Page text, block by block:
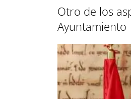
Otro de los
Ayuntamiento